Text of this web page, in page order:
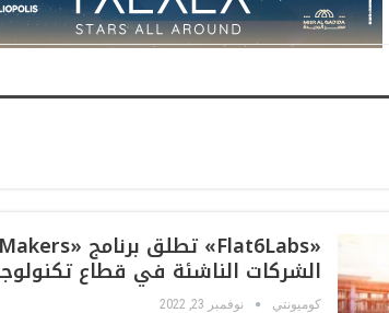
الشركات الناشئة في قطاع
كوميونتي نوفمبر 23, 2022